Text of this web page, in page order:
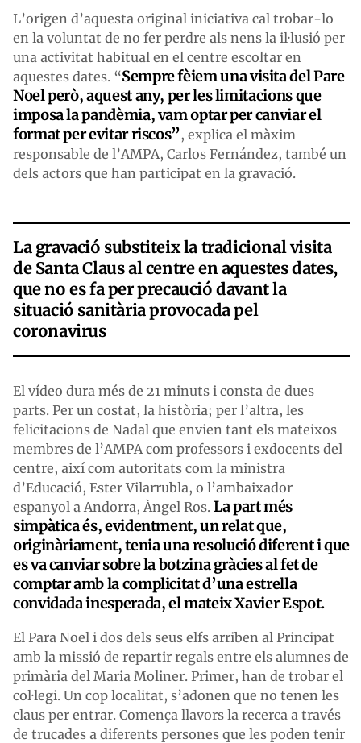
L’origen d’aquesta original iniciativa cal trobar-lo
en la voluntat de no fer perdre als nens la il·lusió per
una activitat habitual en el centre escoltar en
aquestes dates. “Sempre fèiem una visita del Pare
Noel però, aquest any, per les limitacions que
imposa la pandèmia, vam optar per canviar el
format per evitar riscos”, explica el màxim
responsable de l’AMPA, Carlos Fernández, també un
dels actors que han participat en la gravació.
La gravació substiteix la tradicional visita
de Santa Claus al centre en aquestes dates,
que no es fa per precaució davant la
situació sanitària provocada pel
coronavirus
El vídeo dura més de 21 minuts i consta de dues
parts. Per un costat, la història; per l’altra, les
felicitacions de Nadal que envien tant els mateixos
membres de l’AMPA com professors i exdocents del
centre, així com autoritats com la ministra
d’Educació, Ester Vilarrubla, o l’ambaixador
espanyol a Andorra, Àngel Ros. La part més
simpàtica és, evidentment, un relat que,
originàriament, tenia una resolució diferent i que
es va canviar sobre la botzina gràcies al fet de
comptar amb la complicitat d’una estrella
convidada inesperada, el mateix Xavier Espot.
El Para Noel i dos dels seus elfs arriben al Principat
amb la missió de repartir regals entre els alumnes de
primària del Maria Moliner. Primer, han de trobar el
col·legi. Un cop localitat, s’adonen que no tenen les
claus per entrar. Comença llavors la recerca a través
de trucades a diferents persones que les poden tenir